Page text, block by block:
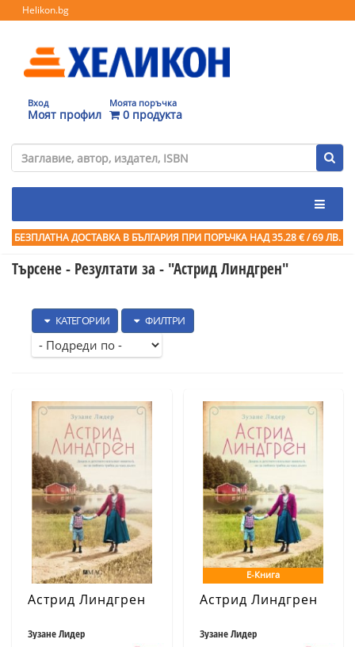
Helikon.bg
Вход
Моят профил
Моята поръчка
0 продукта
БЕЗПЛАТНА ДОСТАВКА В БЪЛГАРИЯ ПРИ ПОРЪЧКА НАД 35.28 € / 69 ЛВ.
Търсене - Резултати за - "Астрид Линдгрен"
КАТЕГОРИИ ФИЛТРИ
Астрид Линдгрен
Зузане Лидер
Е-Книга
Астрид Линдгрен
Зузане Лидер